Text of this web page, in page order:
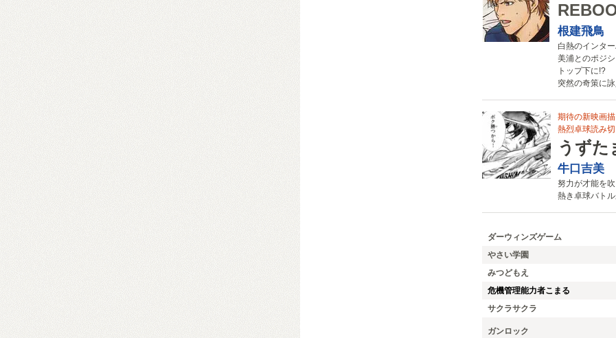
根建飛鳥
白熱のインター
美浦とのポジ
トップ下に!?
突然の奇策に
期待の新映画描
熱烈卓球読み
うずた
牛口吉美
努力が才能を
熱き卓球バトル
ダーウィンズゲーム
やさい学園
みつどもえ
危機管理能力者こまる
サクラサクラ
ガンロック